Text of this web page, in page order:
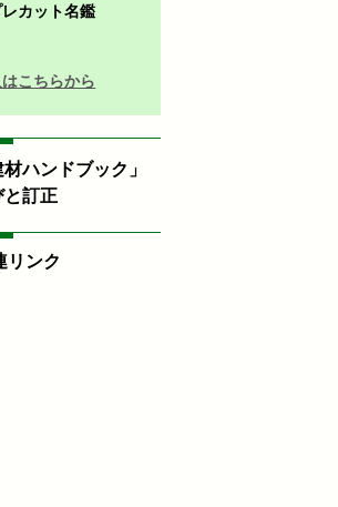
カット名鑑
こちらから
材ハンドブック」
と訂正
リンク